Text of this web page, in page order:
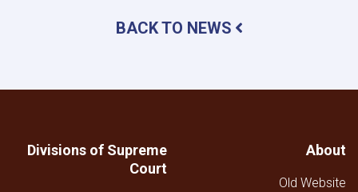
العلاقات
في
BACK TO NEWS
About
Old Website
Divisions of Supreme
Court